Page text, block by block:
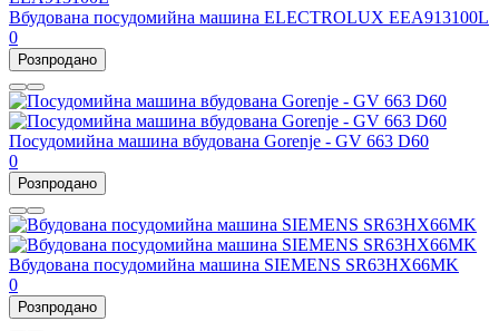
Вбудована посудомийна машина ELECTROLUX EEA913100L
0
Розпродано
Посудомийна машина вбудована Gorenje - GV 663 D60
0
Розпродано
Вбудована посудомийна машина SIEMENS SR63HX66MK
0
Розпродано